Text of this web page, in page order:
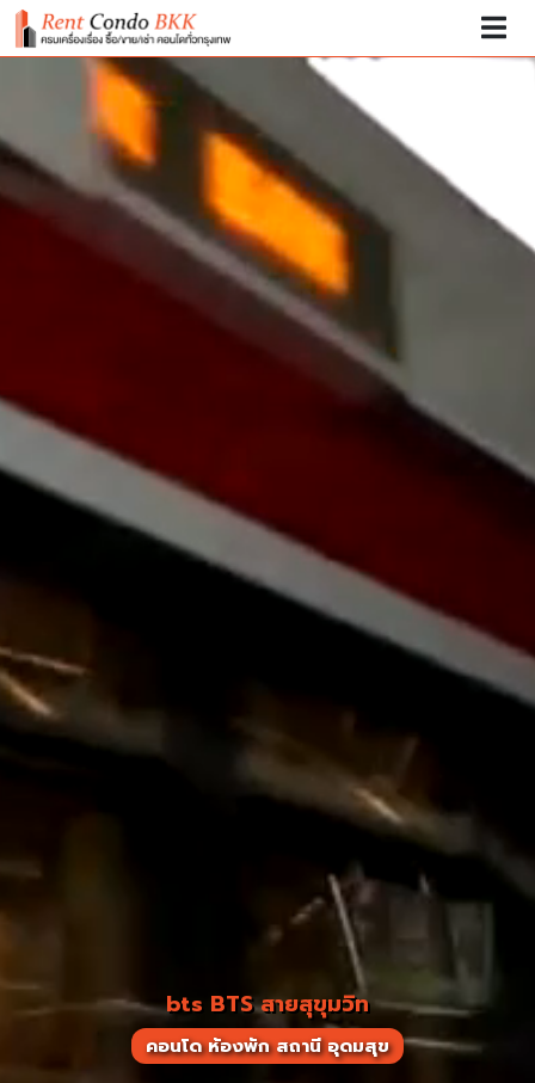
bts BTS สายสุขุมวิท
คอนโด ห้องพัก สถานี อุดมสุข